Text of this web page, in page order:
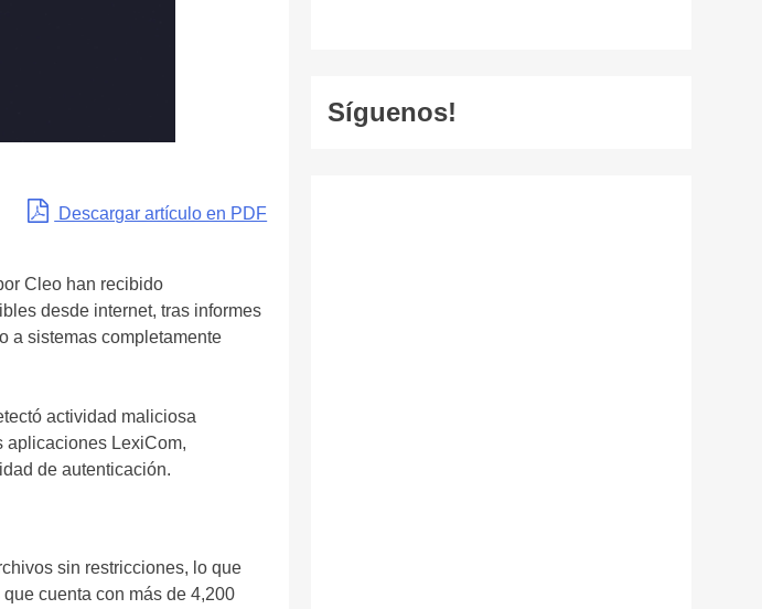
Descargar artículo en PDF
Cleo han recibido
desde internet, tras informes
a sistemas completamente
actividad maliciosa
aplicaciones LexiCom,
de autenticación.
sin restricciones, lo que
cuenta con más de 4,200
Síguenos!